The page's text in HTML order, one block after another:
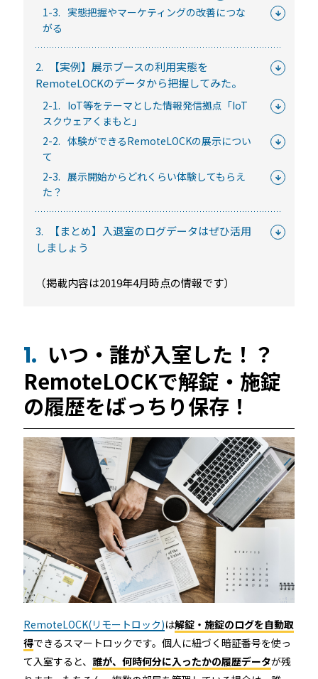
1-3. 実態把握やマーケティングの改善につな
がる
2.
【実例】展示ブースの利用実態を
RemoteLOCKのデータから把握してみた。
2-1. IoT等をテーマとした情報発信拠点「IoT
スクウェアくまもと」
2-2. 体験ができるRemoteLOCKの展示につい
て
2-3. 展示開始からどれくらい体験してもらえ
た？
3.
【まとめ】入退室のログデータはぜひ活用
しましょう
（掲載内容は2019年4月時点の情報です）
1. いつ・誰が入室した！？
RemoteLOCKで解錠・施錠
の履歴をばっちり保存！
RemoteLOCK(リモートロック)は解錠・施錠のログを自動取
得できるスマートロックです。個人に紐づく暗証番号を使っ
て入室すると、 誰が、何時何分に入ったかの履歴データが残
定期で開催しています。
5分でわかる！RemoteLOCKの特徴と機能について
常時公開中
3分でわかる！RemoteLOCK機種の選び方動画
はじめての方におすすめの記事
スマートロックと結露・錆（サビ）の問題
続きを読む
そ、ビジネスにスマートロック！
とメリットを解説！
続きを読む
宿泊施設
RemoteLOCKを導入するメリット
活用事例
お客さまの声
宿泊施設での運用におすすめの記事３選
無人・省人運営の宿泊施設におすすめのPMS 4選